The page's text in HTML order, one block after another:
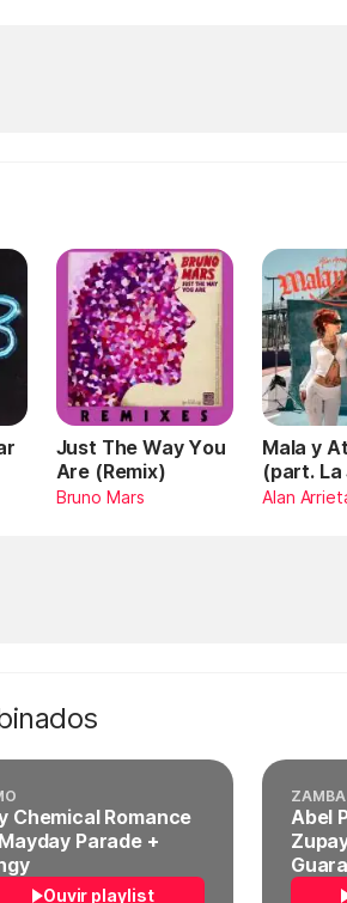
Just The Way You
Are (Remix)
Bruno Mars
Mala y
(part. La
Alan
Chemical Romance
Parade +
Ouvir playlist
ZAMBA
Abel